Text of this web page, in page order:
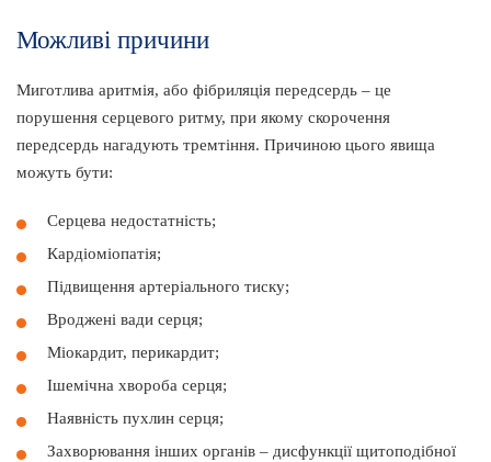
Можливі причини
Миготлива аритмія, або фібриляція передсердь – це
порушення серцевого ритму, при якому скорочення
передсердь нагадують тремтіння. Причиною цього явища
можуть бути:
Серцева недостатність;
Кардіоміопатія;
Підвищення артеріального тиску;
Вроджені вади серця;
Міокардит, перикардит;
Ішемічна хвороба серця;
Наявність пухлин серця;
Захворювання інших органів – дисфункції щитоподібної